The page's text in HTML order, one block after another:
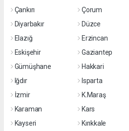
Çankırı
Çorum
Diyarbakır
Düzce
Elazığ
Erzincan
Eskişehir
Gaziantep
Gümüşhane
Hakkari
Iğdır
Isparta
İzmir
K.Maraş
Karaman
Kars
Kayseri
Kırıkkale